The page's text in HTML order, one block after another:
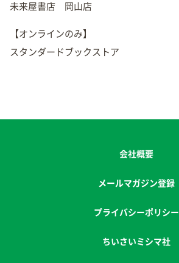
未来屋書店 岡山店
【オンラインのみ】
スタンダードブックストア
会社概要
メールマガジン登録
プライバシーポリシー
ちいさいミシマ社